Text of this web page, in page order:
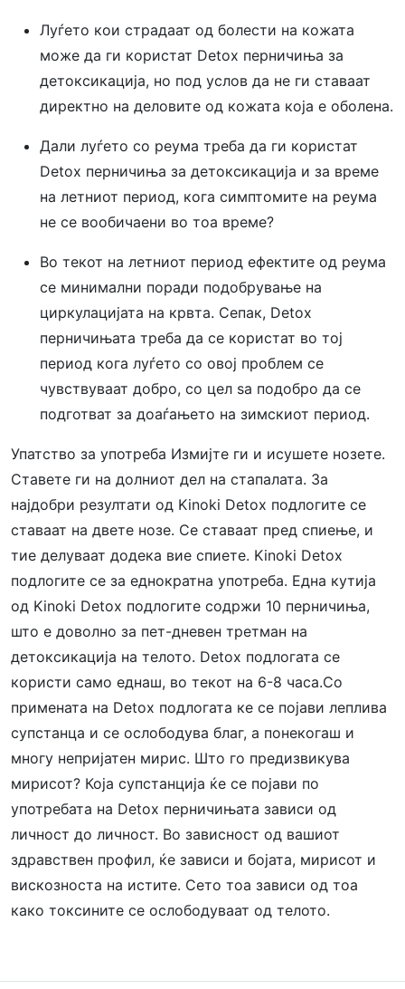
Луѓето кои страдаат од болести на кожата
може да ги користат Detox перничиња за
детоксикација, но под услов да не ги ставаат
директно на деловите од кожата која е оболена.
Дали луѓето со реума треба да ги користат
Detox перничиња за детоксикација и за време
на летниот период, кога симптомите на реума
не се вообичаени во тоа време?
Во текот на летниот период ефектите од реума
се минимални поради подобрување на
циркулацијата на крвта. Сепак, Detox
перничињата треба да се користат во тој
период кога луѓето со овој проблем се
чувствуваат добро, со цел ѕа подобро да се
подготват за доаѓањето на зимскиот период.
Упатство за употреба Измијте ги и исушете нозете.
Ставете ги на долниот дел на стапалата. За
најдобри резултати од Kinoki Detox подлогите се
ставаат на двете нозе. Се ставаат пред спиење, и
тие делуваат додека вие спиете. Kinoki Detox
подлогите се за еднократна употреба. Една кутија
од Kinoki Detox подлогите содржи 10 перничиња,
што е доволно за пет-дневен третман на
детоксикација на телото. Detox подлогата се
користи само еднаш, во текот на 6-8 часа.Со
примената на Detox подлогата ке се појави леплива
супстанца и се ослободува благ, а понекогаш и
многу непријатен мирис. Што го предизвикува
мирисот? Која супстанција ќе се појави по
употребата на Detox перничињата зависи од
личност до личност. Во зависност од вашиот
здравствен профил, ќе зависи и бојата, мирисот и
вискозноста на истите. Сето тоа зависи од тоа
како токсините се ослободуваат од телото.